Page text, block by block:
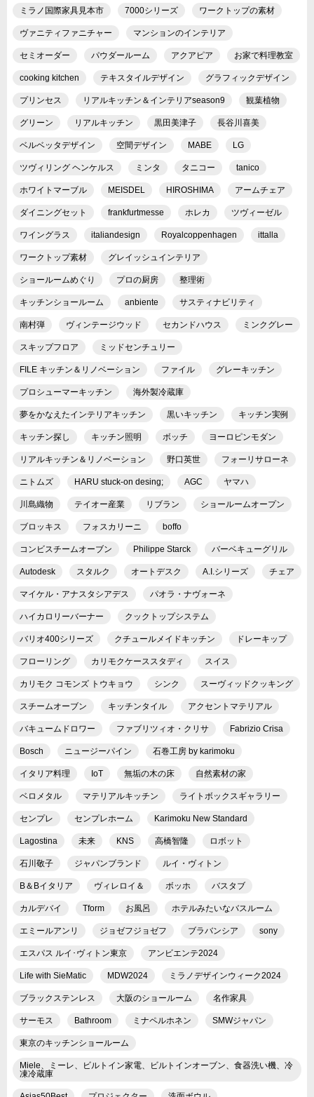
ミラノ国際家具見本市 7000シリーズ ワークトップの素材
ヴァニティファニチャー マンションのインテリア
セミオーダー パウダールーム アクアピア お家で料理教室
cooking kitchen テキスタイルデザイン グラフィックデザイン
プリンセス リアルキッチン＆インテリアseason9 観葉植物
グリーン リアルキッチン 黒田美津子 長谷川喜美
ベルベッタデザイン 空間デザイン MABE LG
ツヴィリング ヘンケルス ミンタ タニコー tanico
ホワイトマーブル MEISDEL HIROSHIMA アームチェア
ダイニングセット frankfurtmesse ホレカ ツヴィーゼル
ワイングラス italiandesign Royalcoppenhagen ittalla
ワークトップ素材 グレイッシュインテリア
ショールームめぐり プロの厨房 整理術
キッチンショールーム anbiente サスティナビリティ
南村弾 ヴィンテージウッド セカンドハウス ミンクグレー
スキップフロア ミッドセンチュリー
FILE キッチン＆リノベーション ファイル グレーキッチン
プロシューマーキッチン 海外製冷蔵庫
夢をかなえたインテリアキッチン 黒いキッチン キッチン実例
キッチン探し キッチン照明 ボッチ ヨーロピンモダン
リアルキッチン＆リノベーション 野口英世 フォーリサローネ
ニトムズ HARU stuck-on desing; AGC ヤマハ
川島織物 テイオー産業 リブラン ショールームオープン
ブロッキス フォスカリーニ boffo
コンビスチームオーブン Philippe Starck バーベキューグリル
Autodesk スタルク オートデスク A.I.シリーズ チェア
マイケル・アナスタシアデス パオラ・ナヴォーネ
ハイカロリーバーナー クックトップシステム
バリオ400シリーズ クチュールメイドキッチン ドレーキップ
フローリング カリモクケーススタディ スイス
カリモク コモンズ トウキョウ シンク スーヴィッドクッキング
スチームオーブン キッチンタイル アクセントマテリアル
バキュームドロワー ファブリツィオ・クリサ Fabrizio Crisa
Bosch ニュージーパイン 石巻工房 by karimoku
イタリア料理 IoT 無垢の木の床 自然素材の家
ベロメタル マテリアルキッチン ライトボックスギャラリー
センプレ センプレホーム Karimoku New Standard
Lagostina 未来 KNS 高橋智隆 ロボット
石川敬子 ジャパンブランド ルイ・ヴィトン
B＆Bイタリア ヴィレロイ＆ ボッホ バスタブ
カルデバイ Tform お風呂 ホテルみたいなバスルーム
エミールアンリ ジョゼフジョゼフ ブラバンシア sony
エスパス ルイ･ヴィトン東京 アンビエンテ2024
Life with SieMatic MDW2024 ミラノデザインウィーク2024
ブラックステンレス 大阪のショールーム 名作家具
サーモス Bathroom ミナペルホネン SMWジャパン
東京のキッチンショールーム
Miele、ミーレ、ビルトイン家電、ビルトインオーブン、食器洗い機、冷
凍冷蔵庫